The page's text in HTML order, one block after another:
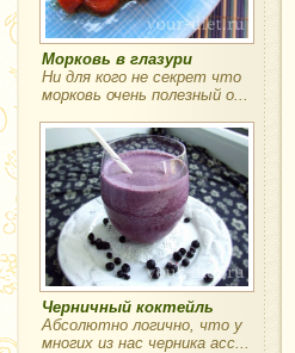
Морковь в глазури
Ни для кого не секрет что
морковь очень полезный о...
Черничный коктейль
Абсолютно логично, что у
многих из нас черника асс...